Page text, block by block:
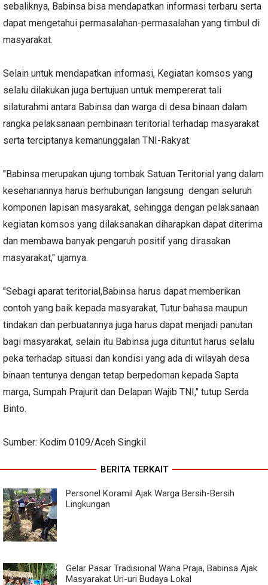
sebaliknya, Babinsa bisa mendapatkan informasi terbaru serta
dapat mengetahui permasalahan-permasalahan yang timbul di
masyarakat.
Selain untuk mendapatkan informasi, Kegiatan komsos yang
selalu dilakukan juga bertujuan untuk mempererat tali
silaturahmi antara Babinsa dan warga di desa binaan dalam
rangka pelaksanaan pembinaan teritorial terhadap masyarakat
serta terciptanya kemanunggalan TNI-Rakyat.
"Babinsa merupakan ujung tombak Satuan Teritorial yang dalam
kesehariannya harus berhubungan langsung dengan seluruh
komponen lapisan masyarakat, sehingga dengan pelaksanaan
kegiatan komsos yang dilaksanakan diharapkan dapat diterima
dan membawa banyak pengaruh positif yang dirasakan
masyarakat," ujarnya.
"Sebagi aparat teritorial,Babinsa harus dapat memberikan
contoh yang baik kepada masyarakat, Tutur bahasa maupun
tindakan dan perbuatannya juga harus dapat menjadi panutan
bagi masyarakat, selain itu Babinsa juga dituntut harus selalu
peka terhadap situasi dan kondisi yang ada di wilayah desa
binaan tentunya dengan tetap berpedoman kepada Sapta
marga, Sumpah Prajurit dan Delapan Wajib TNI," tutup Serda
Binto.
Sumber: Kodim 0109/Aceh Singkil
BERITA TERKAIT
Personel Koramil Ajak Warga Bersih-Bersih
Lingkungan
Gelar Pasar Tradisional Wana Praja, Babinsa Ajak
Masyarakat Uri-uri Budaya Lokal